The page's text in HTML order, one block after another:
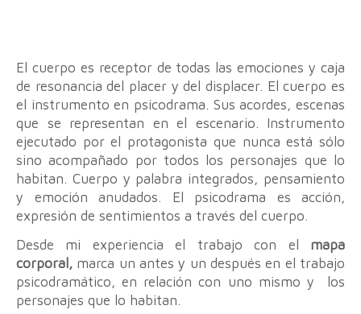
El cuerpo es receptor de todas las emociones y caja
de resonancia del placer y del displacer. El cuerpo es
el instrumento en psicodrama. Sus acordes, escenas
que se representan en el escenario. Instrumento
ejecutado por el protagonista que nunca está sólo
sino acompañado por todos los personajes que lo
habitan. Cuerpo y palabra integrados, pensamiento
y emoción anudados. El psicodrama es acción,
expresión de sentimientos a través del cuerpo.
Desde mi experiencia el trabajo con el mapa
corporal, marca un antes y un después en el trabajo
psicodramático, en relación con uno mismo y los
personajes que lo habitan.